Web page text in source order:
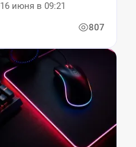
16 июня в 09:21
807